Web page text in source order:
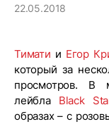
22.05.2018
Тимати и Егор
который за
просмотров. В
лейбла Black
образах – с